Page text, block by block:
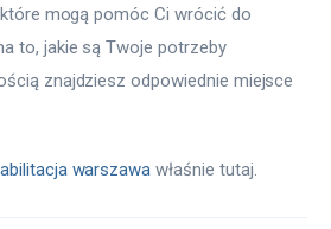
mogą pomóc Ci wrócić do
to, jakie są Twoje potrzeby
znajdziesz odpowiednie miejsce
warszawa właśnie tutaj.